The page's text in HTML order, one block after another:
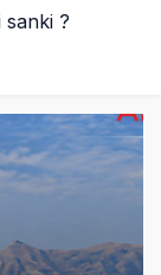
sanki ?